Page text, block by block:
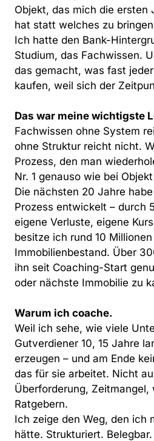
Objekt, das mich die ersten
hat statt welches zu
Ich hatte den Bank-
Studium, das Fachwissen.
das gemacht, was fast
kaufen, weil sich der
Das war meine wichtigste
Fachwissen ohne System
ohne Struktur reicht nicht.
Prozess, den man
Nr. 1 genauso wie bei
Die nächsten 20 Jahre
Prozess entwickelt – durch
eigene Verluste, eigene
besitze ich rund 10 Millionen
Immobilienbestand. Über
ihn seit Coaching-Start
oder nächste Immobilie zu
Warum ich coache.
Weil ich sehe, wie viele
Gutverdiener 10, 15 Jahre
erzeugen – und am Ende
das für sie arbeitet. Nicht
Überforderung, Zeitmangel,
Ratgebern.
Ich zeige den Weg, den ich
hätte. Strukturiert.